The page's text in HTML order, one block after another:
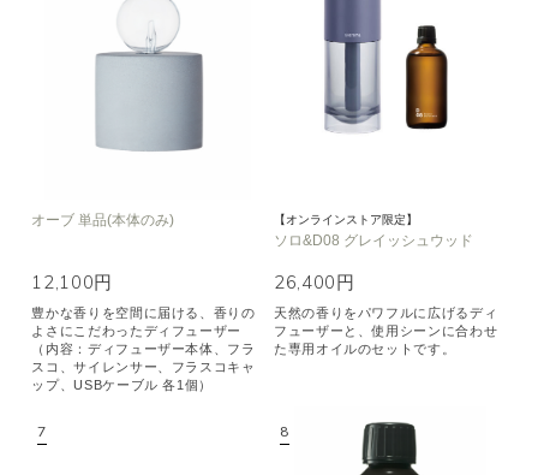
オーブ 単品(本体のみ)
12,100円
豊かな香りを空間に届ける、香りの
よさにこだわったディフューザー
（内容：ディフューザー本体、フラ
スコ、サイレンサー、フラスコキャ
ップ、USBケーブル 各1個）
【オンラインストア限定】
ソロ&D08 グレイッシュウッド
26,400円
天然の香りをパワフルに広げるディ
フューザーと、使用シーンに合わせ
た専用オイルのセットです。